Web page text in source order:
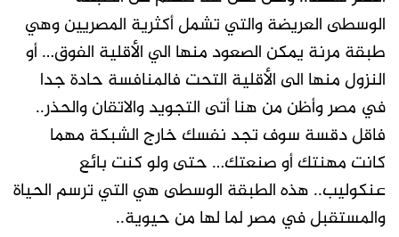
الوسطى العريضة والتي تشمل أكثرية المصريين وهي
طبقة مرنة يمكن الصعود منها الي الأقلية الفوق… أو
النزول منها الى الأقلية التحت فالمنافسة حادة جدا
في مصر وأظن من هنا أتى التجويد والاتقان والحذر..
فاقل دقسة سوف تجد نفسك خارج الشبكة مهما
كانت مهنتك أو صنعتك… حتى ولو كنت بائع
عنكوليب.. هذه الطبقة الوسطى هي التي ترسم الحياة
والمستقبل في مصر لما لها من حيوية..